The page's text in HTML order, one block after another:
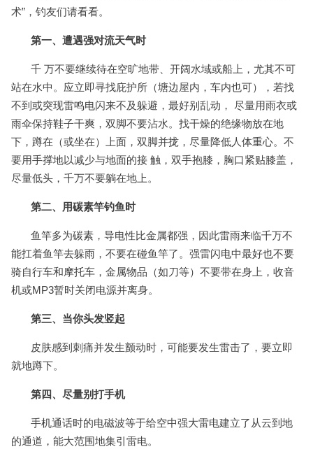
术”，钓友们请看看。
第一、遭遇强对流天气时
千 万不要继续待在空旷地带、开阔水域或船上，尤其不可
站在水中。应立即寻找庇护所（塘边屋内，车内也可），若找
不到或突现雷鸣电闪来不及躲避，最好别乱动， 尽量用雨衣或
雨伞保持鞋子干爽，双脚不要沾水。找干燥的绝缘物放在地
下，蹲在（或坐在）上面，双脚并拢，尽量降低人体重心。不
要用手撑地以减少与地面的接 触，双手抱膝，胸口紧贴膝盖，
尽量低头，千万不要躺在地上。
第二、用碳素竿钓鱼时
鱼竿多为碳素，导电性比金属都强，因此雷雨来临千万不
能扛着鱼竿去躲雨，不要在碰鱼竿了。强雷闪电中最好也不要
骑自行车和摩托车，金属物品（如刀等）不要带在身上，收音
机或MP3暂时关闭电源并离身。
第三、当你头发竖起
皮肤感到刺痛并发生颤动时，可能要发生雷击了，要立即
就地蹲下。
第四、尽量别打手机
手机通话时的电磁波等于给空中强大雷电建立了从云到地
的通道，能大范围地集引雷电。